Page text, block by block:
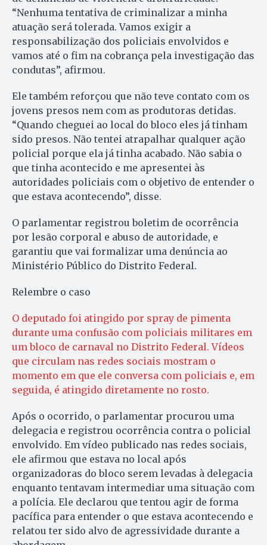
“Nenhuma tentativa de criminalizar a minha
atuação será tolerada. Vamos exigir a
responsabilização dos policiais envolvidos e
vamos até o fim na cobrança pela investigação das
condutas”, afirmou.
Ele também reforçou que não teve contato com os
jovens presos nem com as produtoras detidas.
“Quando cheguei ao local do bloco eles já tinham
sido presos. Não tentei atrapalhar qualquer ação
policial porque ela já tinha acabado. Não sabia o
que tinha acontecido e me apresentei às
autoridades policiais com o objetivo de entender o
que estava acontecendo”, disse.
O parlamentar registrou boletim de ocorrência
por lesão corporal e abuso de autoridade, e
garantiu que vai formalizar uma denúncia ao
Ministério Público do Distrito Federal.
Relembre o caso
O deputado foi atingido por spray de pimenta
durante uma confusão com policiais militares em
um bloco de carnaval no Distrito Federal. Vídeos
que circulam nas redes sociais mostram o
momento em que ele conversa com policiais e, em
seguida, é atingido diretamente no rosto.
Após o ocorrido, o parlamentar procurou uma
delegacia e registrou ocorrência contra o policial
envolvido. Em vídeo publicado nas redes sociais,
ele afirmou que estava no local após
organizadoras do bloco serem levadas à delegacia
enquanto tentavam intermediar uma situação com
a polícia. Ele declarou que tentou agir de forma
pacífica para entender o que estava acontecendo e
relatou ter sido alvo de agressividade durante a